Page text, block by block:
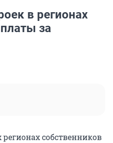
в регионах
за
собственников